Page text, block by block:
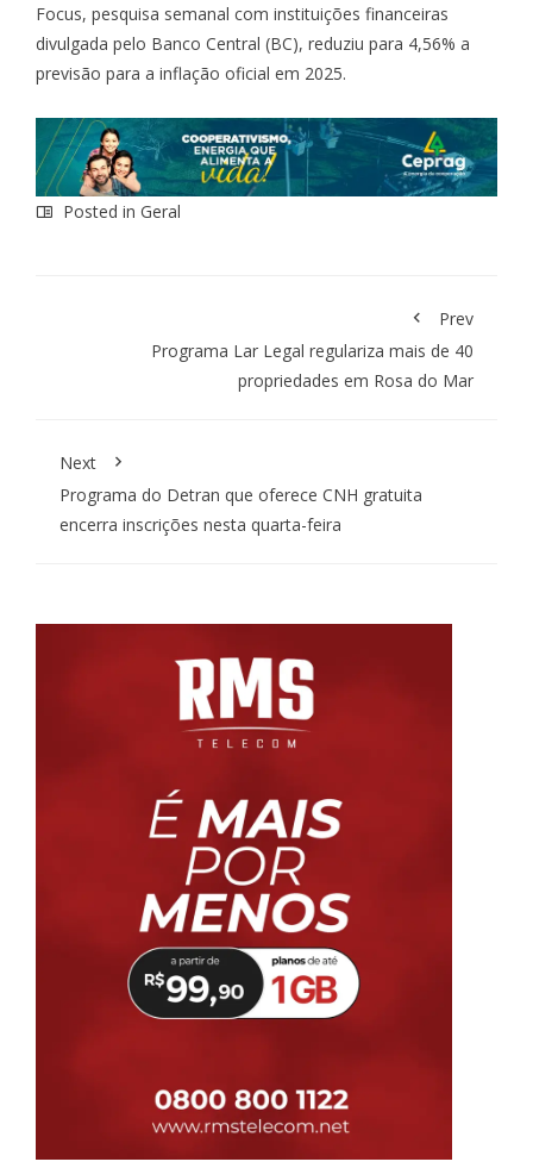
Focus, pesquisa semanal com instituições financeiras
divulgada pelo Banco Central (BC), reduziu para 4,56% a
previsão para a inflação oficial em 2025.
Posted in Geral
Prev
Programa Lar Legal regulariza mais de 40
propriedades em Rosa do Mar
Next
Programa do Detran que oferece CNH gratuita
encerra inscrições nesta quarta-feira